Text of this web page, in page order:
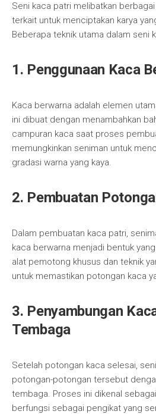
Seni kaca patri melibatkan
terkait untuk menciptakan karya
Beberapa teknik utama dalam seni
1. Penggunaan Kaca
Kaca berwarna adalah elemen
ini dibuat dengan menambahkan
campuran kaca saat proses
memungkinkan seniman untuk
gradasi warna yang kaya.
2. Pembuatan
Dalam pembuatan kaca patri,
kaca berwarna menjadi bentuk
alat pemotong khusus dan teknik
untuk memastikan potongan kaca
3. Penyambungan
Tembaga
Setelah potongan kaca selesai,
potongan-potongan tersebut
tembaga. Proses ini dikenal
berfungsi sebagai pengikat yang